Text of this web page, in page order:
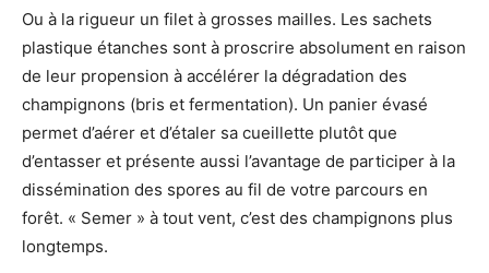
Ou à la rigueur un filet à grosses mailles. Les sachets
plastique étanches sont à proscrire absolument en raison
de leur propension à accélérer la dégradation des
champignons (bris et fermentation). Un panier évasé
permet d’aérer et d’étaler sa cueillette plutôt que
d’entasser et présente aussi l’avantage de participer à la
dissémination des spores au fil de votre parcours en
forêt. « Semer » à tout vent, c’est des champignons plus
longtemps.